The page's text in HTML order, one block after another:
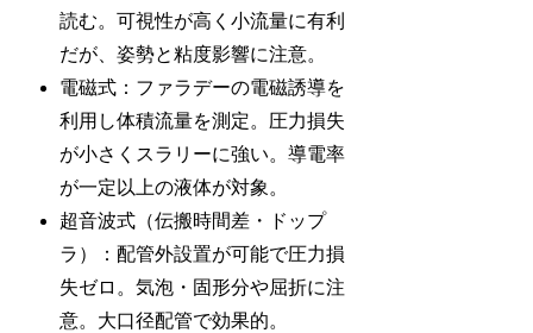
読む。可視性が高く小流量に有利
だが、姿勢と粘度影響に注意。
電磁式：ファラデーの電磁誘導を
利用し体積流量を測定。圧力損失
が小さくスラリーに強い。導電率
が一定以上の液体が対象。
超音波式（伝搬時間差・ドップ
ラ）：配管外設置が可能で圧力損
失ゼロ。気泡・固形分や屈折に注
意。大口径配管で効果的。